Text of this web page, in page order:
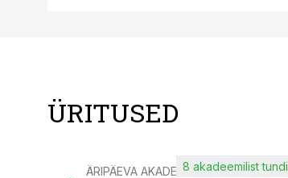
ÜRITUSED
ÄRIPÄEVA AKADEEMIA8 akadeemilist tundi